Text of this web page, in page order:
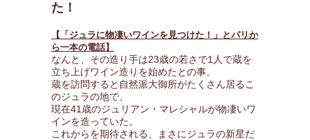
た！
【「ジュラに物凄いワインを見つけた！」とパリか
ら一本の電話】
なんと、その造り手は23歳の若さで1人で蔵を
立ち上げワイン造りを始めたとの事。
蔵を訪問すると自然派大御所がたくさん居るこ
のジュラの地で、
現在41歳のジュリアン・マレシャルが物凄いワ
インを造っていた。
これからを期待される、まさにジュラの新星だ